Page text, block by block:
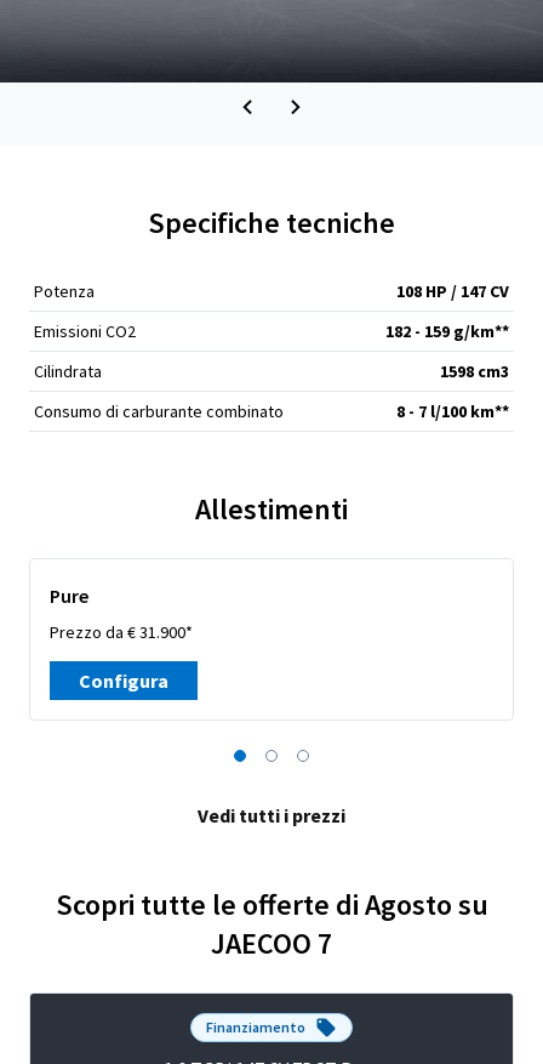
Specifiche tecniche
Potenza
108 HP / 147 CV
Emissioni CO2
182 - 159 g/km**
Cilindrata
1598 cm3
Consumo di carburante combinato
8 - 7 l/100 km**
Allestimenti
Pure
Prezzo da € 31.900*
Configura
Vedi tutti i prezzi
Scopri tutte le offerte di Agosto su
JAECOO 7
Finanziamento